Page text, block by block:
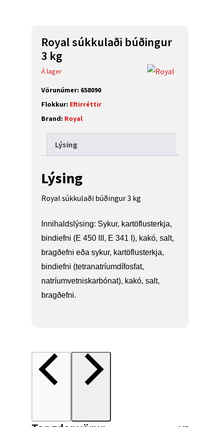
Royal súkkulaði búðingur
3 kg
Á lager
Vörunúmer: 658090
Flokkur: Eftirréttir
Brand: Royal
Lýsing
Lýsing
Royal súkkulaði búðingur 3 kg
Innihaldslýsing: Sykur, kartöflusterkja,
bindiefni (E 450 III, E 341 I), kakó, salt,
bragðefni eða sykur, kartöflusterkja,
bindiefni (tetranatríumdífosfat,
natríumvetniskarbónat), kakó, salt,
bragðefni.